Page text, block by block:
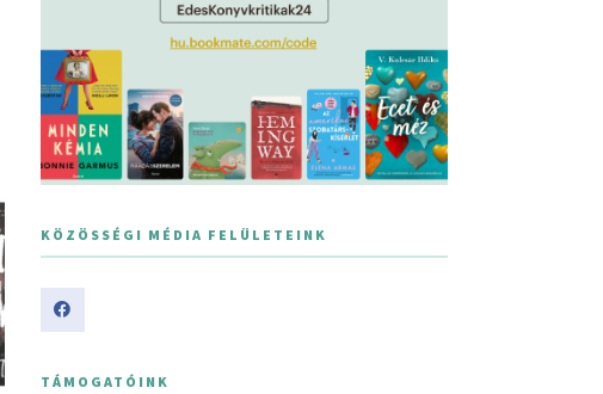
KÖZÖSSÉGI MÉDIA FELÜLETEINK
TÁMOGATÓINK